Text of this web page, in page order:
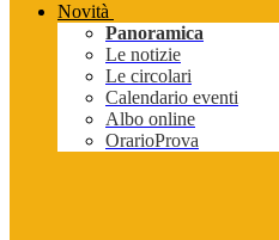
Novità
Panoramica
Le notizie
Le circolari
Calendario eventi
Albo online
OrarioProva